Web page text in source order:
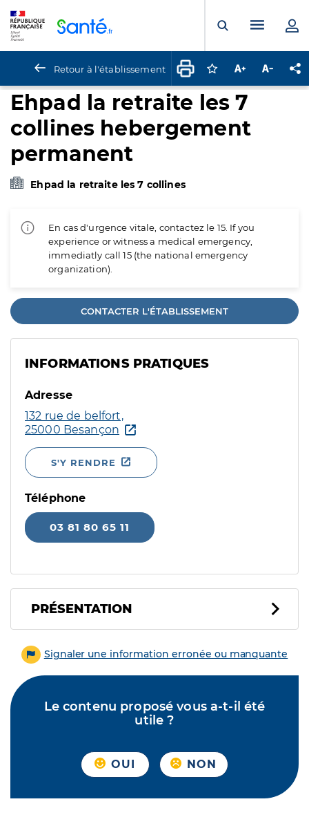
Ouvrir laMenu
Retour à l'établissement Connectez-vous
Augmenter la
Ehpad la retraite les 7
collines hebergement
permanent
Ehpad la retraite les 7 collines
En cas d'urgence vitale, contactez le 15. If you
experience or witness a medical emergency,
immediatly call 15 (the national emergency
organization).
CONTACTER L'ÉTABLISSEMENT
INFORMATIONS PRATIQUES
Adresse
132 rue de belfort,
25000 Besançon
S'Y RENDRE
Téléphone
03 81 80 65 11
PRÉSENTATION
Signaler une information erronée ou manquante
Le contenu proposé vous a-t-il été
utile ?
OUI NON